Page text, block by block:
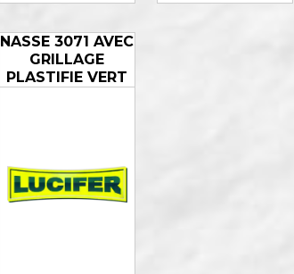
NASSE 3071 AVEC
GRILLAGE
PLASTIFIE VERT